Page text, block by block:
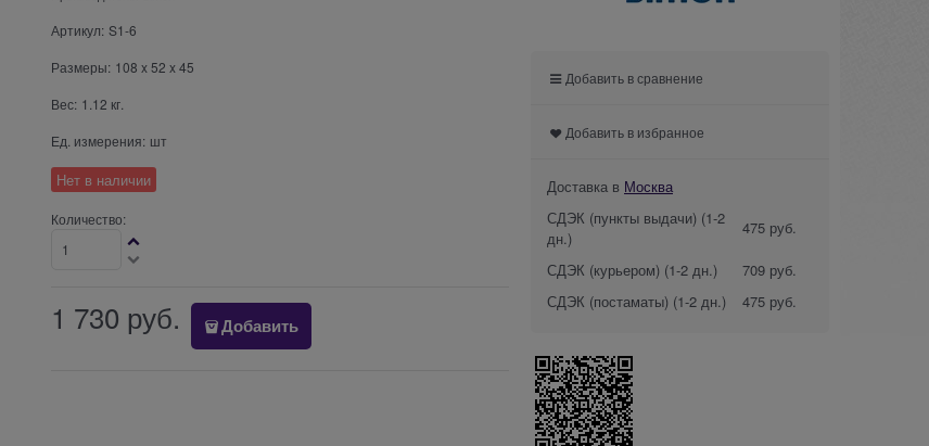
Артикул: S1-6
Размеры: 108 x52 x45
Вес: 1.12 кг.
Ед. измерения: шт
Нет в наличии
Количество:
1 730 руб. Добавить
Добавить в сравнение
Добавить в избранное
Доставка в Москва
СДЭК (пункты выдачи) (1-2
дн.)
475 руб.
СДЭК (курьером) (1-2 дн.)
709 руб.
СДЭК (постаматы) (1-2 дн.) 475 руб.